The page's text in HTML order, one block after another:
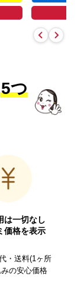
5つ
は一切なし
価格を表示
・送料(1ヶ所
の安心価格